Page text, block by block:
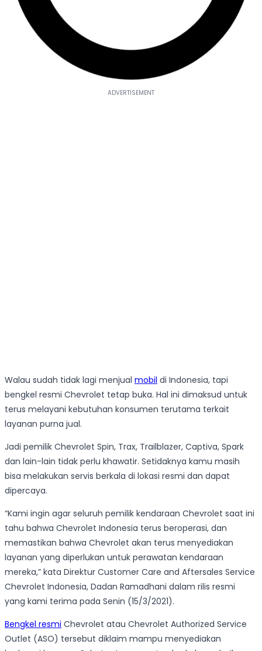
Walau sudah tidak lagi menjual mobil di Indonesia, tapi
bengkel resmi Chevrolet tetap buka. Hal ini dimaksud untuk
terus melayani kebutuhan konsumen terutama terkait
layanan purna jual.
Jadi pemilik Chevrolet Spin, Trax, Trailblazer, Captiva, Spark
dan lain-lain tidak perlu khawatir. Setidaknya kamu masih
bisa melakukan servis berkala di lokasi resmi dan dapat
dipercaya.
“Kami ingin agar seluruh pemilik kendaraan Chevrolet saat ini
tahu bahwa Chevrolet Indonesia terus beroperasi, dan
memastikan bahwa Chevrolet akan terus menyediakan
layanan yang diperlukan untuk perawatan kendaraan
mereka,” kata Direktur Customer Care and Aftersales Service
Chevrolet Indonesia, Dadan Ramadhani dalam rilis resmi
yang kami terima pada Senin (15/3/2021).
Bengkel resmi Chevrolet atau Chevrolet Authorized Service
Outlet (ASO) tersebut diklaim mampu menyediakan